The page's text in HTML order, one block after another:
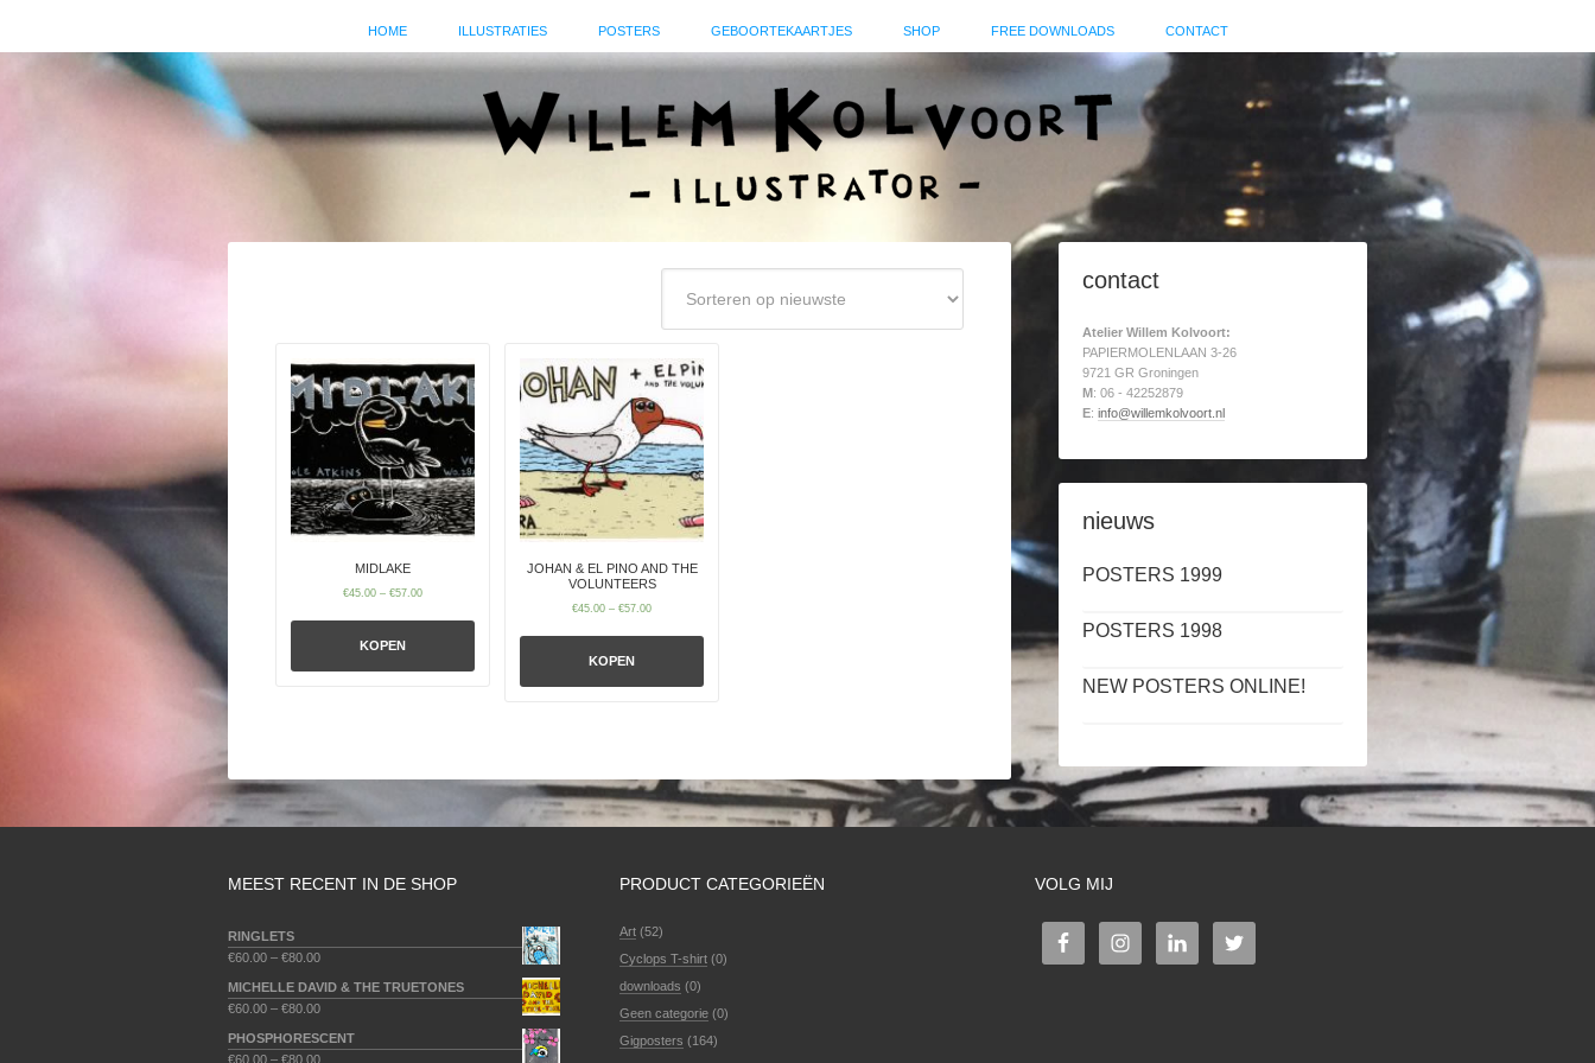
HOME ILLUSTRATIES POSTERS GEBOORTEKAARTJES SHOP FREE DOWNLOADS CONTACT
MIDLAKE
€45.00– €57.00
KOPEN
JOHAN & EL PINO AND THE
VOLUNTEERS
€45.00 –€57.00
KOPEN
contact
Atelier Willem Kolvoort:
PAPIERMOLENLAAN 3-26
9721 GR Groningen
M: 06 - 42252879
E: info@willemkolvoort.nl
nieuws
POSTERS 1999
POSTERS 1998
NEW POSTERS ONLINE!
MEEST RECENT IN DE SHOP
RINGLETS
€60.00 – €80.00
MICHELLE DAVID & THE TRUETONES
€60.00 – €80.00
PHOSPHORESCENT
€60.00 – €80.00
PRODUCT CATEGORIEËN
Art (52)
Cyclops T-shirt (0)
downloads (0)
Geen categorie (0)
Gigposters (164)
VOLG MIJ